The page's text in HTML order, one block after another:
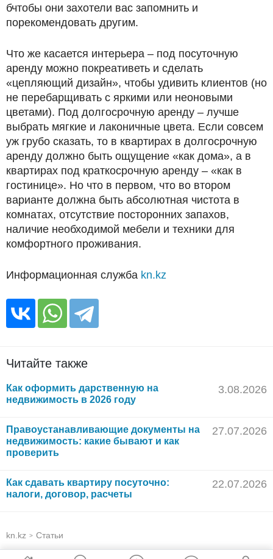
бчтобы они захотели вас запомнить и
порекомендовать другим.
Что же касается интерьера – под посуточную
аренду можно покреативеть и сделать
«цепляющий дизайн», чтобы удивить клиентов (но
не перебарщивать с яркими или неоновыми
цветами). Под долгосрочную аренду – лучше
выбрать мягкие и лаконичные цвета. Если совсем
уж грубо сказать, то в квартирах в долгосрочную
аренду должно быть ощущение «как дома», а в
квартирах под краткосрочную аренду – «как в
гостинице». Но что в первом, что во втором
варианте должна быть абсолютная чистота в
комнатах, отсутствие посторонних запахов,
наличие необходимой мебели и техники для
комфортного проживания.
Информационная служба kn.kz
Читайте также
Как оформить дарственную на
недвижимость в 2026 году
3.08.2026
Правоустанавливающие документы на
недвижимость: какие бывают и как
проверить
27.07.2026
Как сдавать квартиру посуточно:
налоги, договор, расчеты
22.07.2026
kn.kz > Статьи